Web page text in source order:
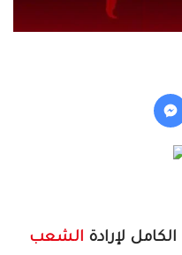
لإرادة الشعب